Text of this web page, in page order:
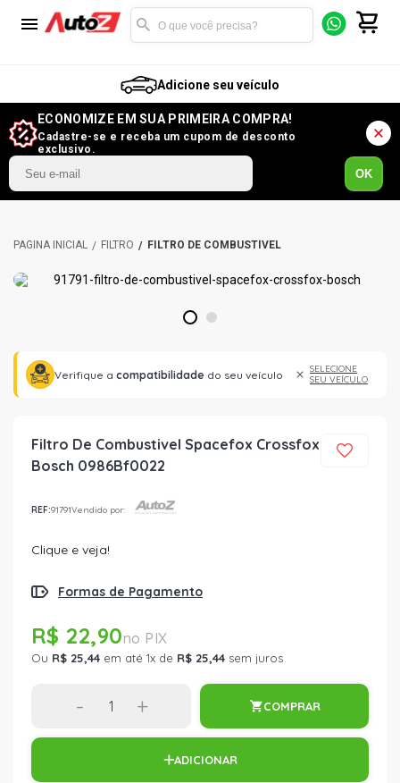
Adicione seu veículo
ECONOMIZE EM SUA PRIMEIRA COMPRA!
Cadastre-se e receba um cupom de desconto
exclusivo.
OK
FILTRO FILTRO DE COMBUSTÍVEL
1 2
Verifique a compatibilidade do seu veículo
SELECIONE
SEU VEÍCULO
Filtro De Combustivel Spacefox Crossfox
Bosch 0986Bf0022
REF:91791Vendido por:
Clique e veja!
Formas de Pagamento
R$ 22,90
Ou R$ 25,44 em até 1x de R$ 25,44 sem juros
- + COMPRAR
ADICIONAR